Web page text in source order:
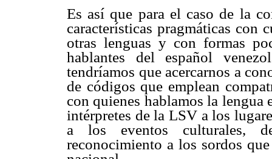
Es así que para el caso de la
características pragmáticas con
otras lenguas y con formas
hablantes del español
tendríamos que acercarnos a
de códigos que emplean
con quienes hablamos la
intérpretes de la LSV a los
a los eventos culturales,
reconocimiento a los sordos